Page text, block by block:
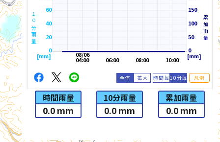
0
20
40
60
[mm]
１０分雨量
10:00
08:00
06:00
08/06
04:00
0
50
100
150
[mm]
累加雨量
全体 拡大 時間毎10分毎 凡例
時間雨量
0.0 mm
10分雨量
0.0 mm
累加雨量
0.0 mm